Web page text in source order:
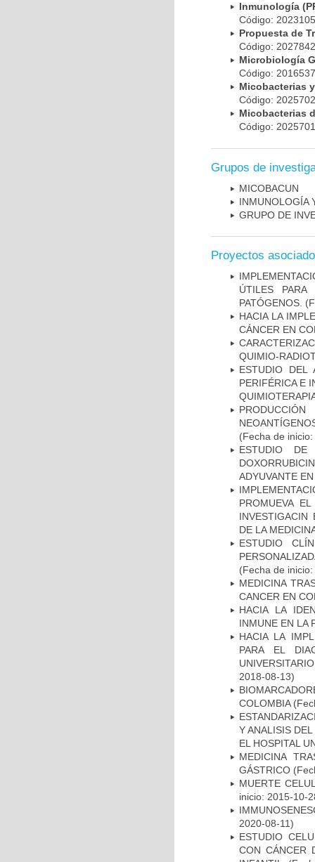
Inmunología
Código:
Propuesta de
Código:
Microbiología
Código:
Micobacterias
Código:
Micobacterias
Código:
Grupos de
MICOBAC­UN
INMUNOLOGÍA
GRUPO DE
Proyectos
ÚTILES
PATÓGENOS.
HACIA LA
CÁNCER EN
QUIMIO-
ESTUDIO DEL
PERIFÉRICA E
(Fecha de
ESTUDIO DE
ADYUVANTE
PROMUEVA
INVESTIGACIN
DE LA
ESTUDIO
(Fecha de
MEDICINA
CANCER EN
HACIA LA
INMUNE EN LA
HACIA LA
PARA EL
2018-08-13)
COLOMBIA
Y ANALISIS
EL HOSPITAL
MEDICINA
GÁSTRICO
MUERTE
inicio: 2015-10-
2020-08-11)
ESTUDIO
CON CÁNCER